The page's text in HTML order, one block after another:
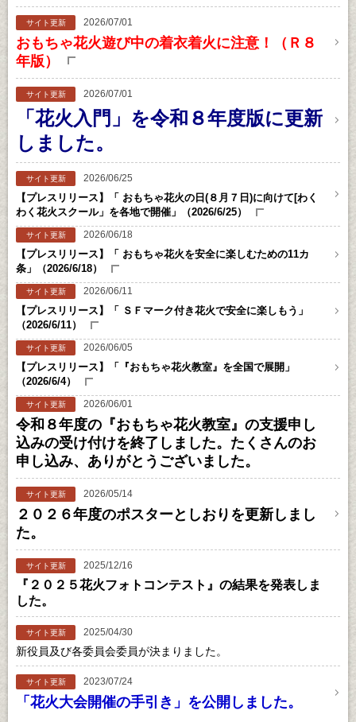
サイト更新 2026/07/01
おもちゃ花火遊び中の着衣着火に注意！（Ｒ８
年版）
サイト更新 2026/07/01
「花火入門」を令和８年度版に更新
しました。
サイト更新 2026/06/25
【プレスリリース】「 おもちゃ花火の日(８月７日)に向けて[わく
わく花火スクール」を各地で開催」（2026/6/25）
サイト更新 2026/06/18
【プレスリリース】「 おもちゃ花火を安全に楽しむための11カ
条」（2026/6/18）
サイト更新 2026/06/11
【プレスリリース】「 ＳＦマーク付き花火で安全に楽しもう」
（2026/6/11）
サイト更新 2026/06/05
【プレスリリース】「『おもちゃ花火教室』を全国で展開」
（2026/6/4）
サイト更新 2026/06/01
令和８年度の『おもちゃ花火教室』の支援申し
込みの受け付けを終了しました。たくさんのお
申し込み、ありがとうございました。
サイト更新 2026/05/14
２０２６年度のポスターとしおりを更新しまし
た。
サイト更新 2025/12/16
『２０２５花火フォトコンテスト』の結果を発表しま
した。
サイト更新 2025/04/30
新役員及び各委員会委員が決まりました。
サイト更新 2023/07/24
「花火大会開催の手引き」を公開しました。